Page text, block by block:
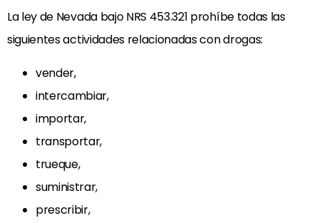
La ley de Nevada bajo NRS 453.321 prohíbe todas las
siguientes actividades relacionadas con drogas:
vender,
intercambiar,
importar,
transportar,
trueque,
suministrar,
prescribir,